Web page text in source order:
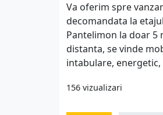
Va oferim spre
decomandata la
Pantelimon la doar 5
distanta, se vinde
intabulare,
156 vizualizari